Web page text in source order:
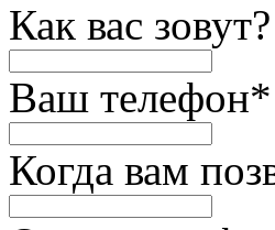
Как вас зовут?
Ваш телефон*
Когда вам